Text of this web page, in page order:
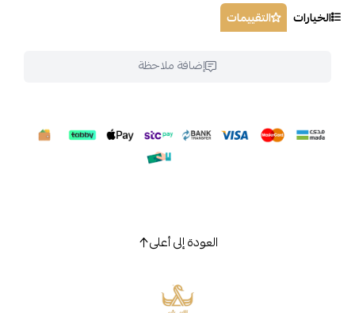
الخيارات التقييمات
إضافة ملاحظة
العودة إلى أعلى